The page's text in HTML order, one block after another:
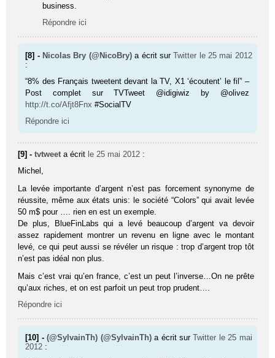
business.
Répondre ici
[8] - Nicolas Bry (@NicoBry) a écrit surTwitter le 25 mai 2012
:
“8% des Français tweetent devant la TV, X1 ‘écoutent’ le fil” –
Post complet sur TVTweet @idigiwiz by @olivez
http://t.co/Afjt8Fnx #SocialTV
Répondre ici
[9] -tvtweet a écrit le 25 mai 2012 :
Michel,
La levée importante d’argent n’est pas forcement synonyme de
réussite, même aux états unis: le société “Colors” qui avait levée
50 m$ pour …. rien en est un exemple.
De plus, BlueFinLabs qui a levé beaucoup d’argent va devoir
assez rapidement montrer un revenu en ligne avec le montant
levé, ce qui peut aussi se révéler un risque : trop d’argent trop tôt
n’est pas idéal non plus.
Mais c’est vrai qu’en france, c’est un peut l’inverse…On ne prête
qu’aux riches, et on est parfoit un peut trop prudent….
Répondre ici
[10] -(@SylvainTh) (@SylvainTh) a écrit surTwitter le 25 mai
2012 :